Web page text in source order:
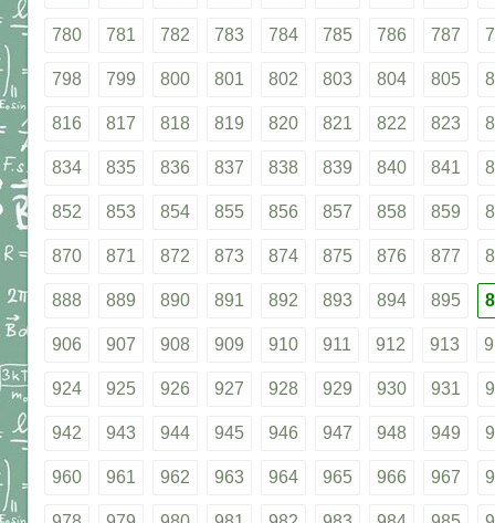
780 781 782 783 784 785 786 787
798 799 800 801 802 803 804 805
816 817 818 819 820 821 822 823
834 835 836 837 838 839 840 841
852 853 854 855 856 857 858 859
870 871 872 873 874 875 876 877
888 889 890 891 892 893 894 895
906 907 908 909 910 911 912 913
924 925 926 927 928 929 930 931
942 943 944 945 946 947 948 949
960 961 962 963 964 965 966 967